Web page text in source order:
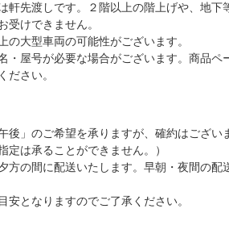
軒先渡しです。２階以上の階上げや、地下
受けできません。
の大型車両の可能性がございます。
・屋号が必要な場合がございます。商品ペ
ださい。
後」のご希望を承りますが、確約はござい
定は承ることができません。）
方の間に配送いたします。早朝・夜間の配
安となりますのでご了承ください。